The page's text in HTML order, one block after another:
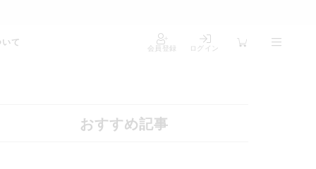
て
会員登録 ログイン
おすすめ記事